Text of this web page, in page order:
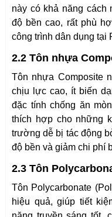
này có khả năng cách
độ bền cao, rất phù
công trình dân dụng tại
2.2 Tôn nhựa
Tôn nhựa Composite
chịu lực cao, ít biến
đặc tính chống ăn
thích hợp cho những
trường dễ bị tác động
độ bền và giảm chi phí
2.3 Tôn
Tôn Polycarbonate
hiệu quả, giúp tiết